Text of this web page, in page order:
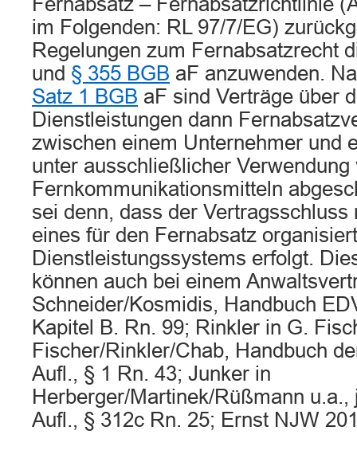
im Folgenden: RL 97/7/EG)
Regelungen zum Fernabsatzrecht
und § 355 BGB aF anzuwenden.
Satz 1 BGB aF sind Verträge über
Dienstleistungen dann
zwischen einem Unternehmer und
unter ausschließlicher Verwendung
Fernkommunikationsmitteln
sei denn, dass der Vertragsschluss
eines für den Fernabsatz
Dienstleistungssystems erfolgt.
können auch bei einem
Schneider/Kosmidis, Handbuch
Kapitel B. Rn. 99; Rinkler in G.
Fischer/Rinkler/Chab, Handbuch
Aufl., § 1 Rn. 43; Junker in
Herberger/Martinek/Rüßmann
Aufl., § 312c Rn. 25; Ernst NJW